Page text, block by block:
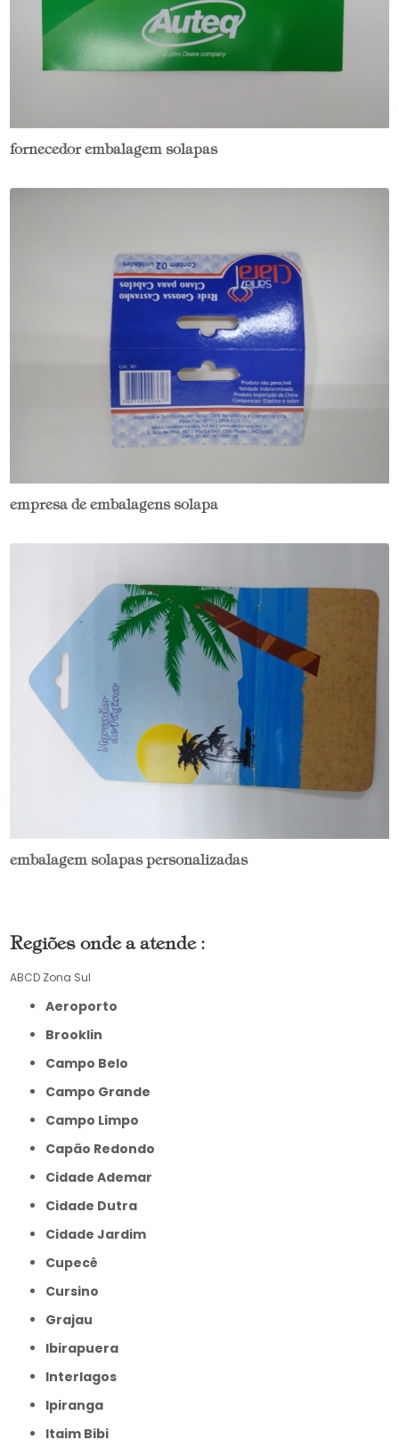
fornecedor embalagem solapas
empresa de embalagens solapa
embalagem solapas personalizadas
Regiões onde a atende :
ABCD Zona Sul
Aeroporto
Brooklin
Campo Belo
Campo Grande
Campo Limpo
Capão Redondo
Cidade Ademar
Cidade Dutra
Cidade Jardim
Cupecê
Cursino
Grajau
Ibirapuera
Interlagos
Ipiranga
Itaim Bibi